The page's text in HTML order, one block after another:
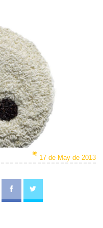
17 de May de 2013